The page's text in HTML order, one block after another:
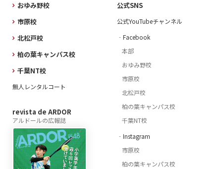
おゆみ野校
市原校
北松戸校
柏の葉キャンパス校
千葉NT校
無人レンタルコート
revista de ARDOR
アルドールの広報誌
公式SNS
公式YouTubeチャンネル
‐Facebook
本部
おゆみ野校
市原校
北松戸校
柏の葉キャンパス校
千葉NT校
‐Instagram
市原校
柏の葉キャンパス校